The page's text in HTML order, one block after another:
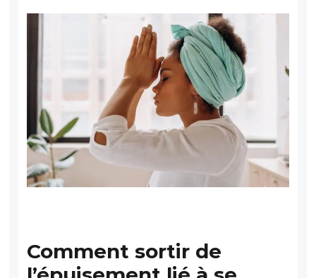
Comment sortir de